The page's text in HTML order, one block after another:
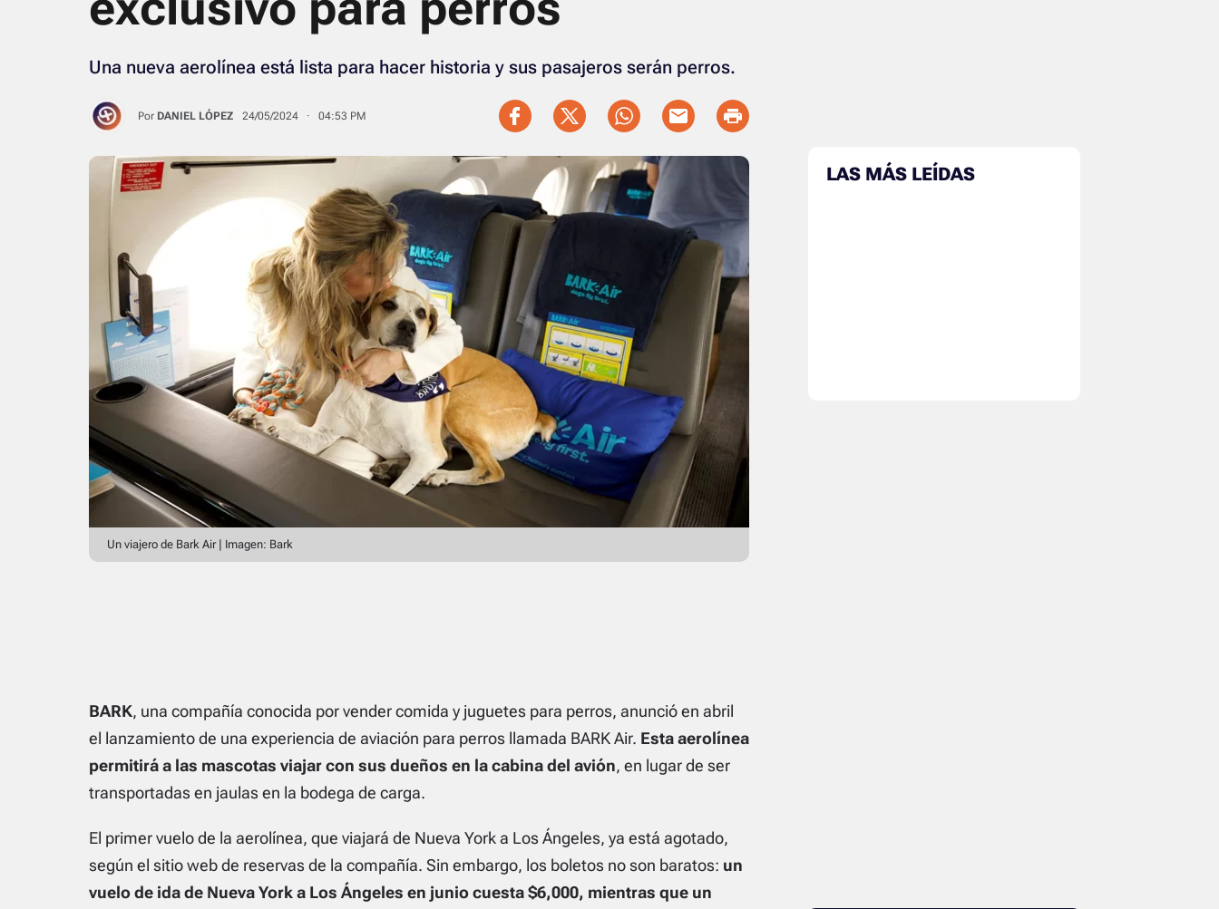
Una nueva aerolínea está lista para hacer historia y sus pasajeros serán perros.
Por DANIEL LÓPEZ 24/05/2024 · 04:53 PM
Un viajero de Bark Air | Imagen: Bark
BARK, una compañía conocida por vender comida y juguetes para perros, anunció en abril
el lanzamiento de una experiencia de aviación para perros llamada BARK Air. Esta aerolínea
permitirá a las mascotas viajar con sus dueños en la cabina del avión, en lugar de ser
transportadas en jaulas en la bodega de carga.
El primer vuelo de la aerolínea, que viajará de Nueva York a Los Ángeles, ya está agotado,
según el sitio web de reservas de la compañía. Sin embargo, los boletos no son baratos: un
vuelo de ida de Nueva York a Los Ángeles en junio cuesta $6,000, mientras que un
LAS MÁS LEÍDAS